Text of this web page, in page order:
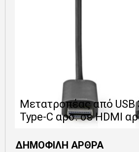
Μετατροπέας από USB
Type-C αρσ. σε HDMI
ΔΗΜΟΦΙΛΗ ΑΡΘΡΑ